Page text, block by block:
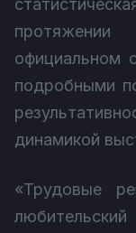
официальном
подробными
динамикой
«Трудовые